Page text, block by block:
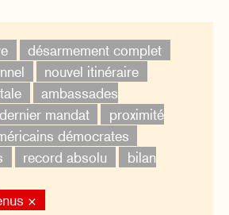
désarmement complet
nouvel itinéraire
ambassades
dernier mandat
proximité
démocrates
record absolu
bilan
×